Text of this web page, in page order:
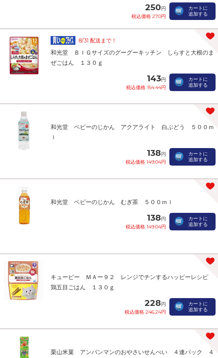
250円
税込価格 270円
カートに
追加する
8/31 配送まで！
和光堂 ＢＩＧサイズのグーグーキッチン しらすと大根のま
ぜごはん １３０ｇ
143円
税込価格 154.44円
カートに
追加する
和光堂 ベビーのじかん アクアライト 白ぶどう ５００ｍ
ｌ
138円
税込価格 149.04円
カートに
追加する
和光堂 ベビーのじかん むぎ茶 ５００ｍｌ
138円
税込価格 149.04円
カートに
追加する
キューピー ＭＡー９２ レンジでチンするハッピーレシピ
鶏五目ごはん １３０ｇ
228円
税込価格 246.24円
カートに
追加する
栗山米菓 アンパンマンのおやさいせんべい ４連パック ４